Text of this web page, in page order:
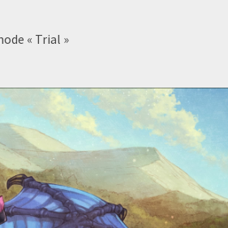
« Trial »